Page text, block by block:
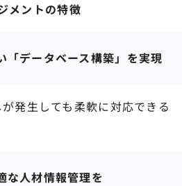
メントの特徴
「データベース構築」を実現
発生しても柔軟に対応できる
な人材情報管理を